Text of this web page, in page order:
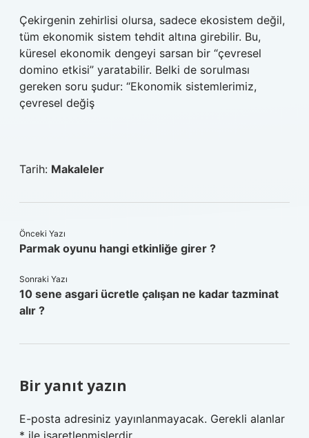
Çekirgenin zehirlisi olursa, sadece ekosistem değil,
tüm ekonomik sistem tehdit altına girebilir. Bu,
küresel ekonomik dengeyi sarsan bir “çevresel
domino etkisi” yaratabilir. Belki de sorulması
gereken soru şudur: “Ekonomik sistemlerimiz,
çevresel değiş
Tarih: Makaleler
Önceki Yazı
Parmak oyunu hangi etkinliğe girer ?
Sonraki Yazı
10 sene asgari ücretle çalışan ne kadar tazminat
alır ?
Bir yanıt yazın
E-posta adresiniz yayınlanmayacak. Gerekli alanlar
* ile işaretlenmişlerdir